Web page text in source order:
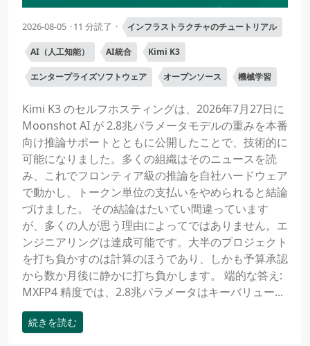
2026-08-05 11 分読了 インフラストラクチャのチュートリアル
AI（人工知能） AI統合 Kimi K3
エンタープライズソフトウェア オープンソース 機械学習
Kimi K3 のセルフホスティングは、2026年7月27日に
Moonshot AI が 2.8兆パラメータモデルの重みを本番
向け推論サポートとともに公開したことで、技術的に
可能になりました。多くの組織はそのニュースを読
み、これでフロンティア級の推論を自社ハードウェア
で動かし、トークン単位の支払いをやめられると結論
づけました。 その結論はたいてい間違っています
が、多くの人が思う理由によってではありません。エ
ンジニアリングは達成可能です。大半のプロジェクト
を打ち負かすのは計算のほうであり、しかも予算承認
から数か月後に静かに打ち負かします。 端的な答え:
MXFP4 精度では、2.8兆パラメータはキーバリュー...
続きを読む